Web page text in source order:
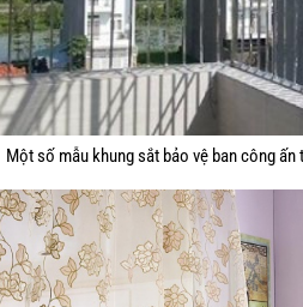
Một số mẫu khung sắt bảo vệ ban công ấn